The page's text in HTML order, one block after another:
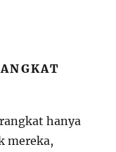
hanya
mereka,